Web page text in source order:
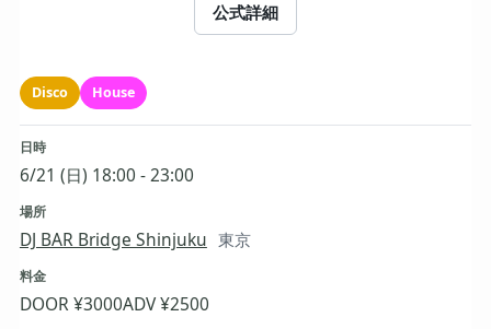
公式詳細
Disco House
日時
6/21 (日) 18:00 - 23:00
場所
DJ BAR Bridge Shinjuku 東京
料金
DOOR ¥3000ADV ¥2500